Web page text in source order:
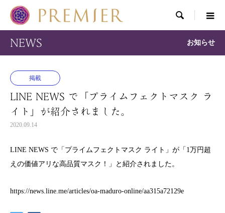

NEWS お知らせ
掲載
LINE NEWS で「プライムフェクトマスク ラ
イト」が紹介されました。
2020.09.14
LINE NEWS で「プライムフェクトマスク ライト」が「1万円超
えの価値アリな高品質マスク！」と紹介されました。
https://news.line.me/articles/oa-maduro-online/aa315a72129e